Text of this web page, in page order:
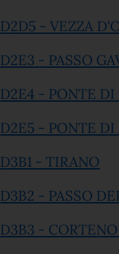
D2D5 - VEZZA
D2E3 - PASSO
D2E4 - PONTE DI
D2E5 - PONTE DI
D3B1 - TIRANO
D3B2 - PASSO
D3B3 -